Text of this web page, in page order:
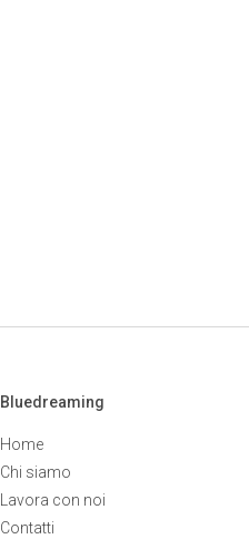
Bluedreaming
Home
Chi siamo
Lavora con noi
Contatti